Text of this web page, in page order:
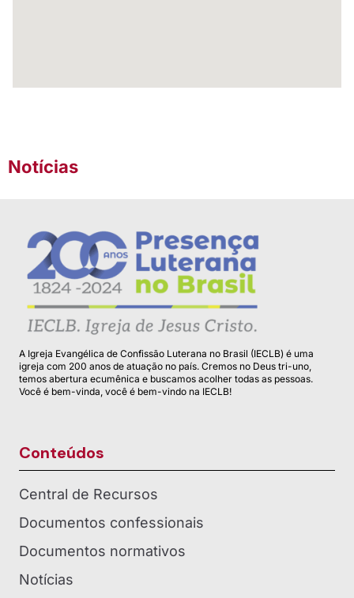
Notícias
A Igreja Evangélica de Confissão Luterana no Brasil (IECLB) é uma
igreja com 200 anos de atuação no país. Cremos no Deus tri-uno,
temos abertura ecumênica e buscamos acolher todas as pessoas.
Você é bem-vinda, você é bem-vindo na IECLB!
Conteúdos
Central de Recursos
Documentos confessionais
Documentos normativos
Notícias